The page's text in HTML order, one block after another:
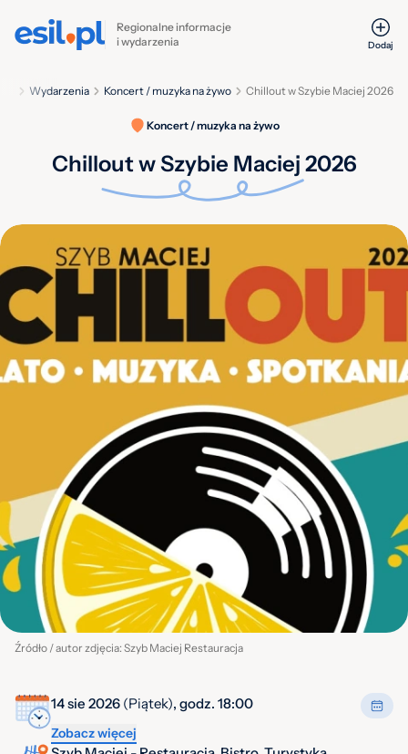
Regionalne informacje
i wydarzenia
Dodaj
Chillout w Szybie Maciej 2026
Koncert / muzyka na żywo
Wydarzenia
Koncert / muzyka na żywo
Chillout w Szybie Maciej 2026
Źródło / autor zdjęcia: Szyb Maciej Restauracja
14 sie 2026 (Piątek), godz. 18:00
Zobacz więcej